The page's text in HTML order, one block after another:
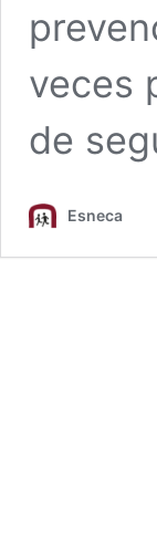
veces
de
Esneca